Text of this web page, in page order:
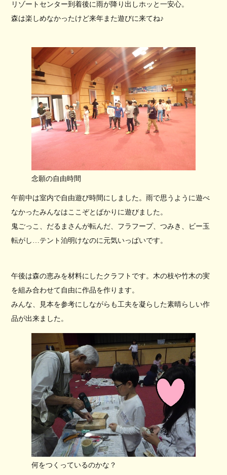
リゾートセンター到着後に雨が降り出しホッと一安心。
森は楽しめなかったけど来年また遊びに来てね♪
念願の自由時間
午前中は室内で自由遊び時間にしました。雨で思うように遊べ
なかったみんなはここぞとばかりに遊びました。
鬼ごっこ、だるまさんが転んだ、フラフープ、つみき、ビー玉
転がし…テント泊明けなのに元気いっぱいです。
午後は森の恵みを材料にしたクラフトです。木の枝や竹木の実
を組み合わせて自由に作品を作ります。
みんな、見本を参考にしながらも工夫を凝らした素晴らしい作
品が出来ました。
何をつくっているのかな？